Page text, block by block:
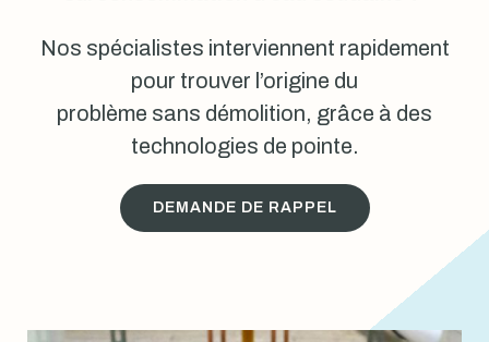
Nos spécialistes interviennent rapidement
pour trouver l’origine du
problème sans démolition, grâce à des
technologies de pointe.
DEMANDE DE RAPPEL